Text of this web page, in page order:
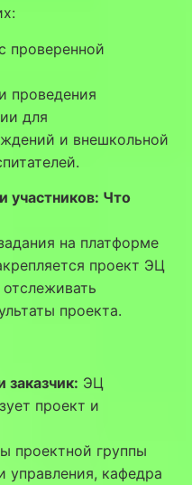
проверенной
проведения
для
и внешкольной
участников: Что
на платформе
проект ЭЦ
проекта.
ЭЦ
проект и
проектной группы
управления, кафедра